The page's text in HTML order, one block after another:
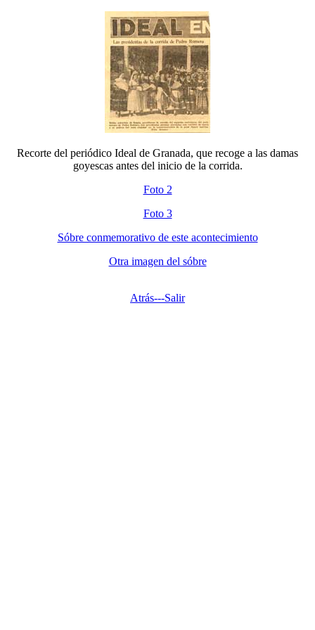
Recorte del periódico Ideal de Granada, que recoge a las damas
goyescas antes del inicio de la corrida.
Foto 2
Foto 3
Sóbre conmemorativo de este acontecimiento
Otra imagen del sóbre
Atrás---Salir